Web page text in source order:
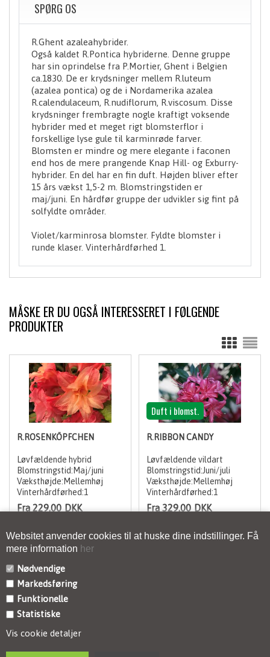
Websitet anvender cookies til at huske dine indstillinger. Få
mere information her
Nødvendige
Markedsføring
Funktionelle
Statistiske
Vis cookie detaljer
SPØRG OS
R.Ghent azaleahybrider.
Også kaldet R.Pontica hybriderne. Denne gruppe
har sin oprindelse fra P.Mortier, Ghent i Belgien
ca.1830. De er krydsninger mellem R.luteum
(azalea pontica) og de i Nordamerika azalea
R.calendulaceum, R.nudiflorum, R.viscosum. Disse
krydsninger frembragte nogle kraftigt voksende
hybrider med et meget rigt blomsterflor i
forskellige lyse gule til karminrøde farver.
Blomsten er mindre og mere elegante i faconen
end hos de mere prangende Knap Hill- og Exburry-
hybrider. En del har en fin duft. Højden bliver efter
15 års vækst 1,5-2 m. Blomstringstiden er
maj/juni. En hårdfør gruppe der udvikler sig fint på
solfyldte områder.
Violet/karminrosa blomster. Fyldte blomster i
runde klaser. Vinterhårdførhed 1.
MÅSKE ER DU OGSÅ INTERESSERET I FØLGENDE
PRODUKTER
R.ROSENKÖPFCHEN
Løvfældende hybrid
Blomstringstid:Maj/juni
Væksthøjde:Mellemhøj
Vinterhårdførhed:1
Fra 229,00 DKK
Duft i blomst.
R.RIBBON CANDY
Løvfældende vildart
Blomstringstid:Juni/juli
Væksthøjde:Mellemhøj
Vinterhårdførhed:1
Fra 329,00 DKK
KONTAKT
INFORMATION
NYHEDSBREV